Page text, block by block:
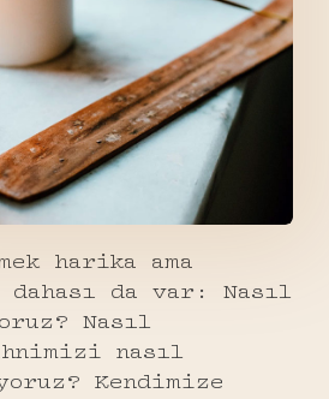
harika ama
da var: Nasıl
Nasıl
nasıl
Kendimize